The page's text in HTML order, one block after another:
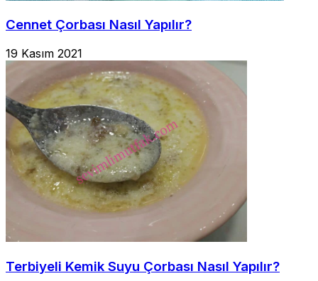
Cennet Çorbası Nasıl Yapılır?
19 Kasım 2021
Terbiyeli Kemik Suyu Çorbası Nasıl Yapılır?